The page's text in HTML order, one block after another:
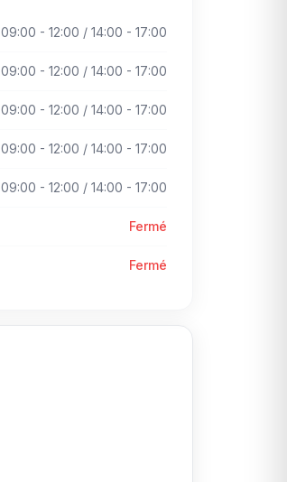
09:00 - 12:00 / 14:00 - 17:00
09:00 - 12:00 / 14:00 - 17:00
09:00 - 12:00 / 14:00 - 17:00
09:00 - 12:00 / 14:00 - 17:00
09:00 - 12:00 / 14:00 - 17:00
Fermé
Fermé